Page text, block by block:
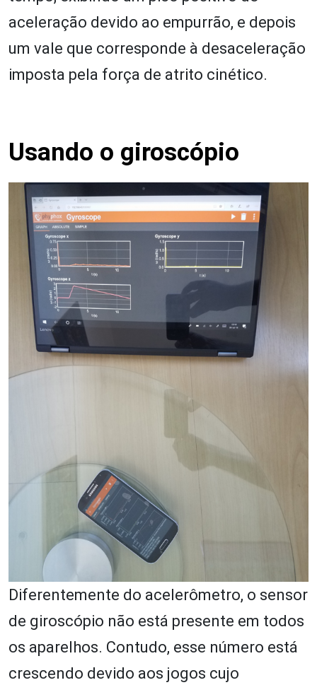
aceleração devido ao empurrão, e depois
um vale que corresponde à desaceleração
imposta pela força de atrito cinético.
Usando o giroscópio
Diferentemente do acelerômetro, o sensor
de giroscópio não está presente em todos
os aparelhos. Contudo, esse número está
crescendo devido aos jogos cujo